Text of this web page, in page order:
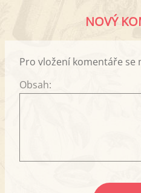
NOVÝ
Pro vložení komentáře se
Obsah: